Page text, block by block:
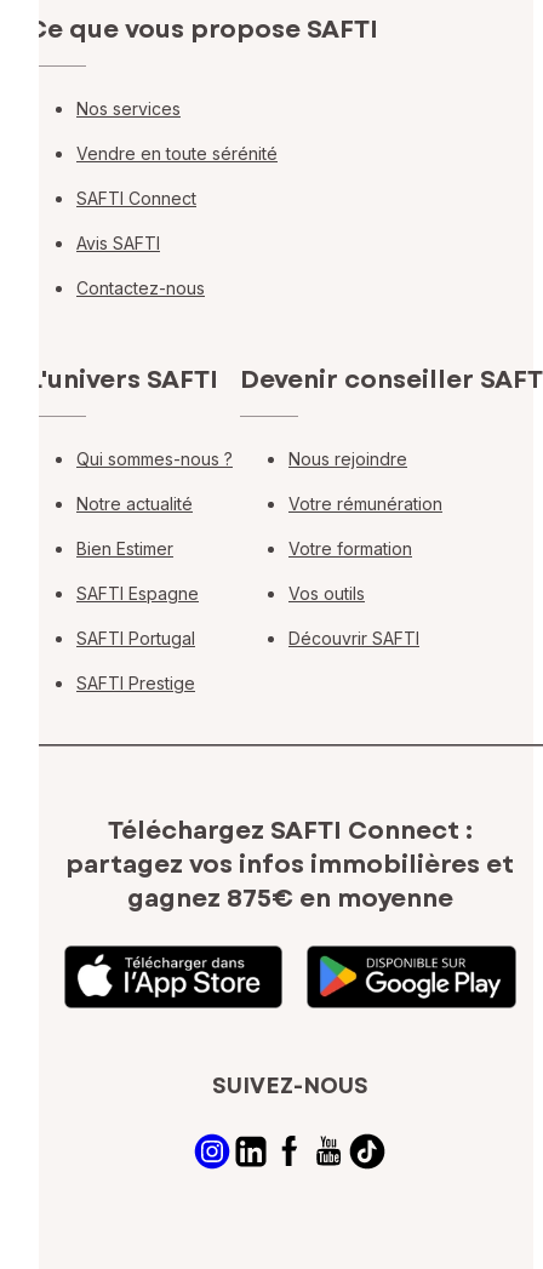
Ce que vous propose SAFTI
Nos services
Vendre en toute sérénité
SAFTI Connect
Avis SAFTI
Contactez-nous
L'univers SAFTI
Qui sommes-nous ?
Notre actualité
Bien Estimer
SAFTI Espagne
SAFTI Portugal
SAFTI Prestige
Devenir conseiller
Nous rejoindre
Votre rémunération
Votre formation
Vos outils
Découvrir SAFTI
Téléchargez SAFTI Connect :
partagez vos infos immobilières et
gagnez 875€ en moyenne
SUIVEZ-NOUS